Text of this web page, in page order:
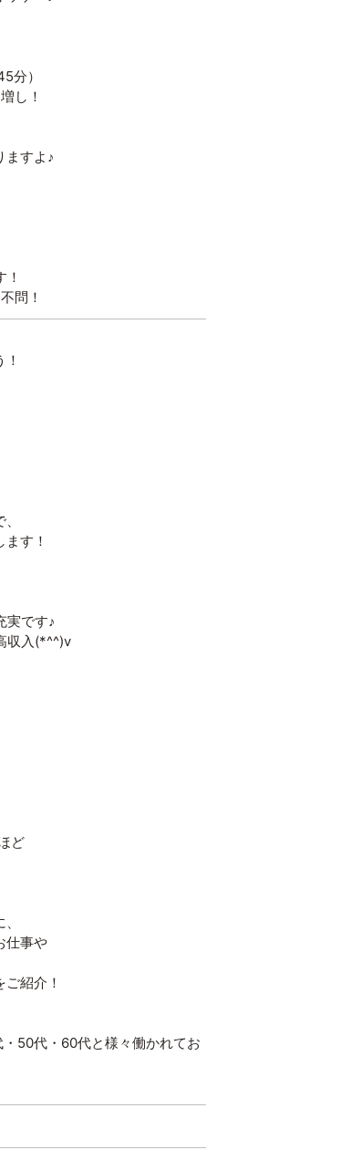
）
し！
すよ♪
問！
す！
実です♪
収入(*^^)v
ど
仕事や
紹介！
50代・60代と様々働かれてお